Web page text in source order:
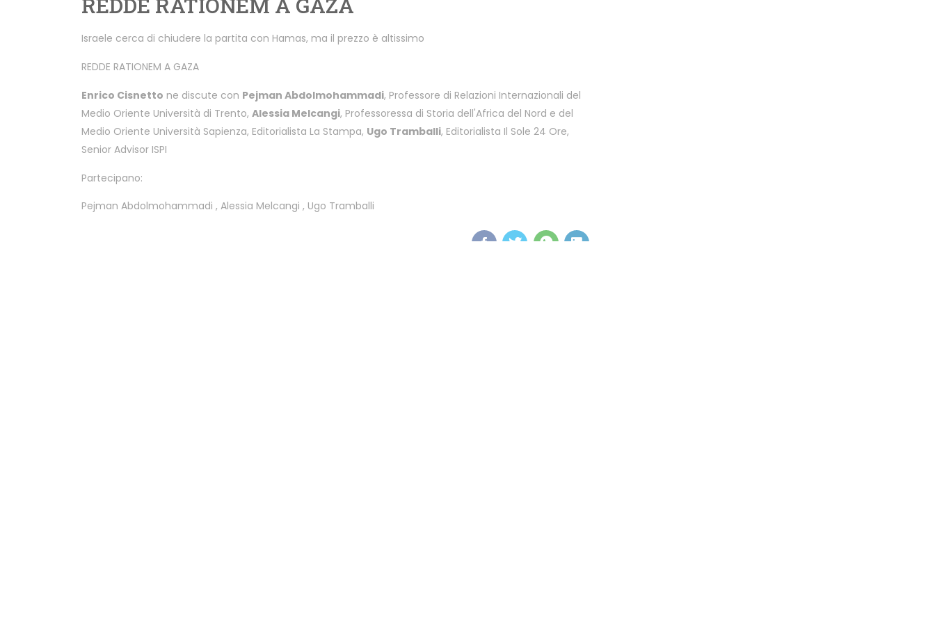
Israele cerca di chiudere la partita con Hamas, ma il prezzo è altissimo
REDDE RATIONEM A GAZA
Enrico Cisnetto ne discute con Pejman Abdolmohammadi, Professore di Relazioni Internazionali del
Medio Oriente Università di Trento, Alessia Melcangi, Professoressa di Storia dell'Africa del Nord e del
Medio Oriente Università Sapienza, Editorialista La Stampa, Ugo Tramballi, Editorialista Il Sole 24 Ore,
Senior Advisor ISPI
Partecipano:
Pejman Abdolmohammadi , Alessia Melcangi , Ugo Tramballi